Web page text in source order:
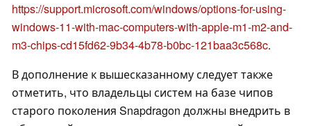
https://support.microsoft.com/windows/options-for-using-
windows-11-with-mac-computers-with-apple-m1-m2-and-
m3-chips-cd15fd62-9b34-4b78-b0bc-121baa3c568c.
В дополнение к вышесказанному следует также
отметить, что владельцы систем на базе чипов
старого поколения Snapdragon должны внедрить в